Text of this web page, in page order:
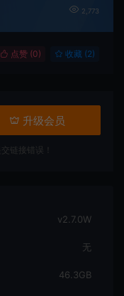
2,773
点赞 (0) 收藏 (2)
升级会员
链接错误！
v2.7.0W
无
46.3GB